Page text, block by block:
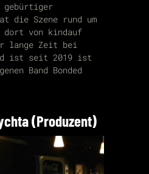
gebürtiger
die Szene rund um
dort von kindauf
lange Zeit bei
ist seit 2019 ist
Band Bonded
(Produzent)